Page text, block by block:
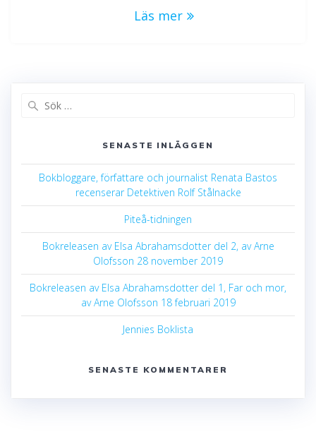
Läs mer
SENASTE INLÄGGEN
Bokbloggare, författare och journalist Renata Bastos
recenserar Detektiven Rolf Stålnacke
Piteå-tidningen
Bokreleasen av Elsa Abrahamsdotter del 2, av Arne
Olofsson 28 november 2019
Bokreleasen av Elsa Abrahamsdotter del 1, Far och mor,
av Arne Olofsson 18 februari 2019
Jennies Boklista
SENASTE KOMMENTARER